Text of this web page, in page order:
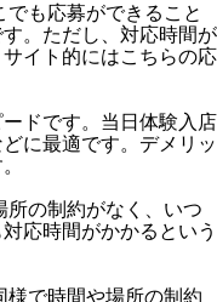
も応募ができること
。ただし、対応時間が
イト的にはこちらの応
ドです。当日体験入店
に最適です。デメリッ
所の制約がなく、いつ
応時間がかかるという
様で時間や場所の制約